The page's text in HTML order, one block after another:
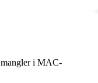
mangler i MAC-